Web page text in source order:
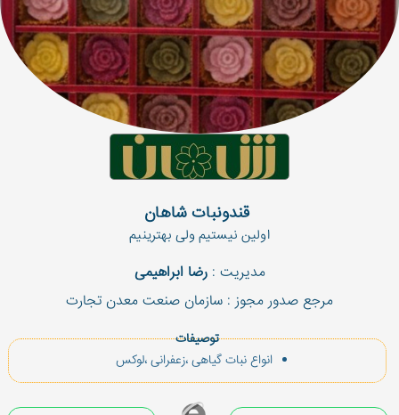
قندونبات شاهان
اولین نیستیم ولى بهترینیم
مدیریت :رضا ابراهیمی
مرجع صدور مجوز : سازمان صنعت معدن تجارت
توصیفات
انواع نبات گیاهى ،زعفرانى ،لوكس